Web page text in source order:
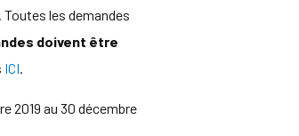
les demandes
doivent être
ICI.
2019 au 30 décembre